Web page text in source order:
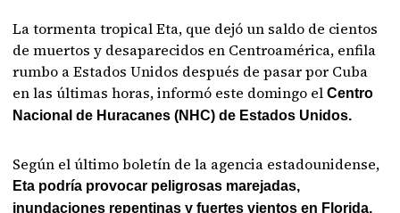
La tormenta tropical Eta, que dejó un saldo de cientos
de muertos y desaparecidos en Centroamérica, enfila
rumbo a Estados Unidos después de pasar por Cuba
en las últimas horas, informó este domingo elCentro
Nacional de Huracanes (NHC) de Estados Unidos.
Según el último boletín de la agencia estadounidense,
Eta podría provocar peligrosas marejadas,
inundaciones repentinas y fuertes vientos en Florida,